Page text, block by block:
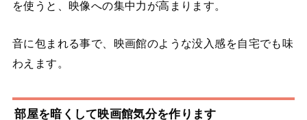
を使うと、映像への集中力が高まります。
音に包まれる事で、映画館のような没入感を自宅でも味
わえます。
部屋を暗くして映画館気分を作ります